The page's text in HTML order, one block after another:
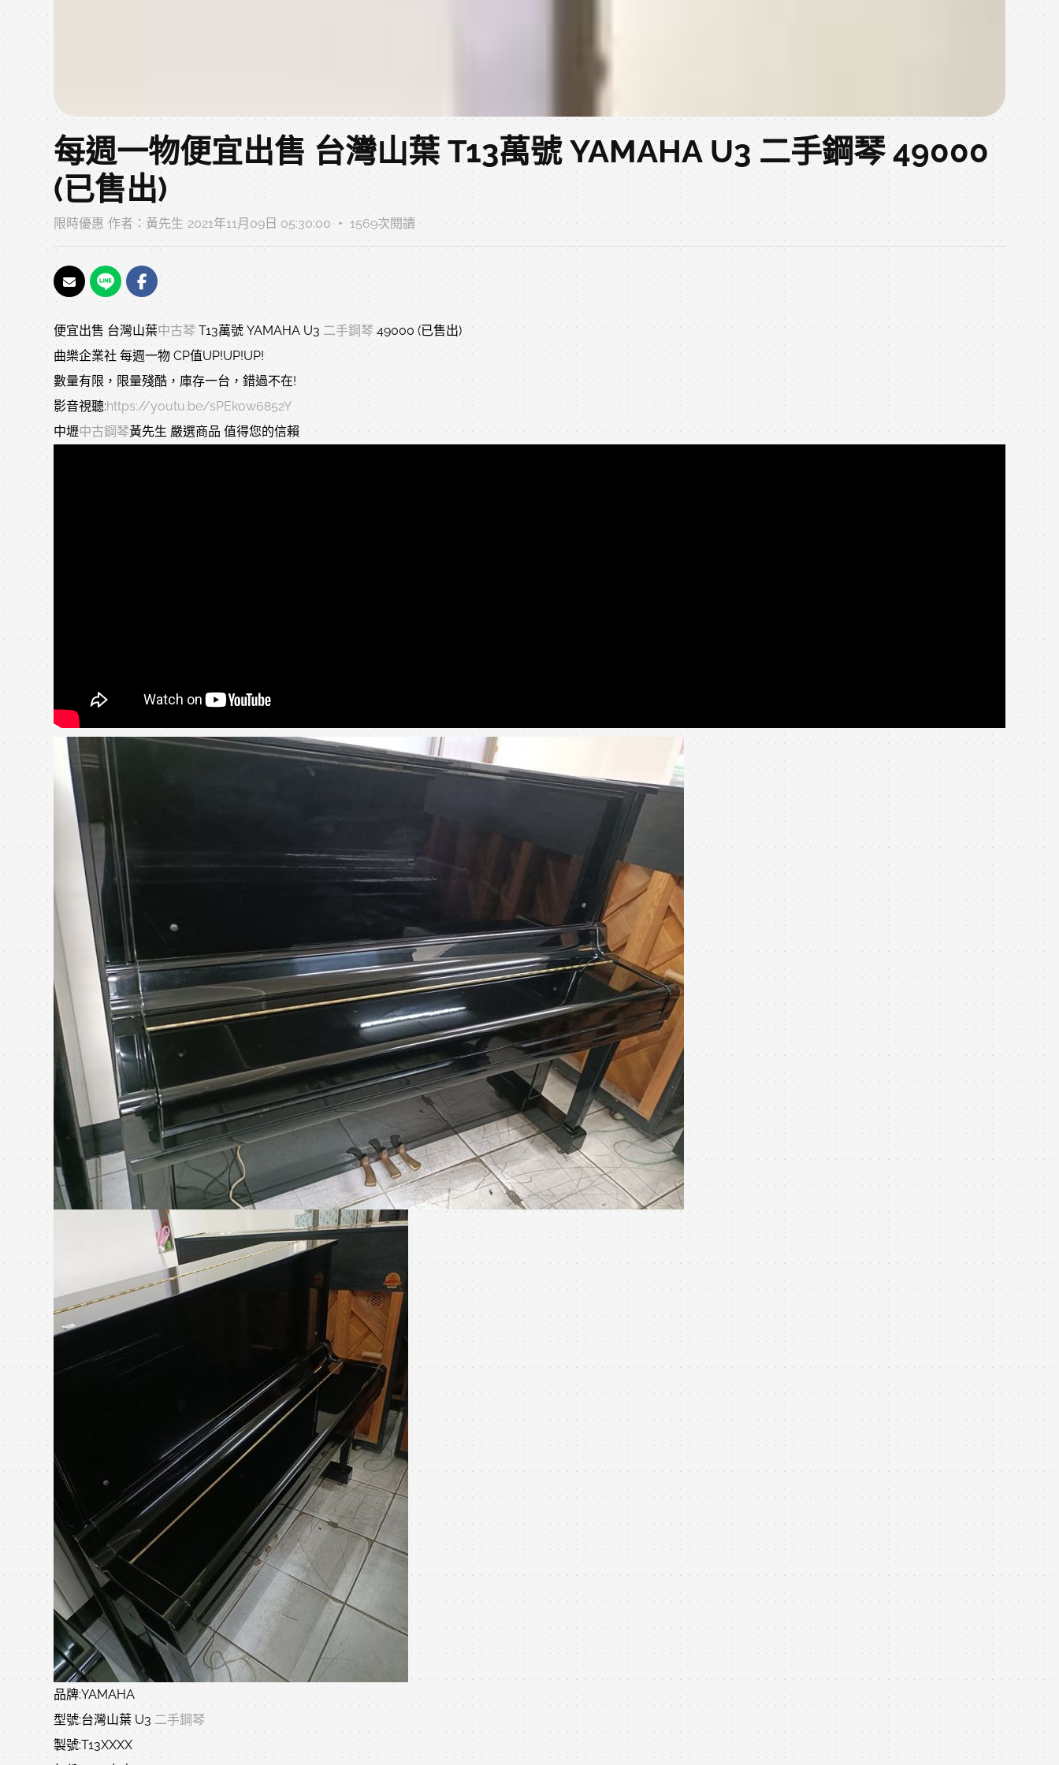
每週一物便宜出售 台灣山葉 T13萬號 YAMAHA U3 二手鋼琴 49000
(已售出)
限時優惠 作者： 黃先生 2021年11月09日 05:30:00 ‧ 1569次閱讀
便宜出售 台灣山葉中古琴 T13萬號 YAMAHA U3 二手鋼琴 49000 (已售出)
曲樂企業社 每週一物 CP值UP!UP!UP!
數量有限，限量殘酷，庫存一台，錯過不在!
影音視聽:https://youtu.be/sPEkow6852Y
中壢中古鋼琴黃先生 嚴選商品 值得您的信賴
品牌:YAMAHA
型號:台灣山葉 U3 二手鋼琴
製號:T13XXXX